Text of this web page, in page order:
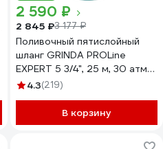
2 590 ₽
2 845 ₽3 177 ₽
Поливочный пятислойный
шланг GRINDA PROLine
EXPERT 5 3/4", 25 м, 30 атм
429007-3/4-25
4.3(219)
В корзину